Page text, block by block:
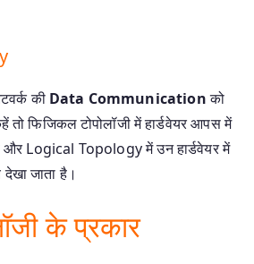
की Data Communicationको
तो फिजिकल टोपोलॉजी में हार्डवेयर आपस में
Logical Topology में उन हार्डवेयर में
देखा जाता है।
के प्रकार